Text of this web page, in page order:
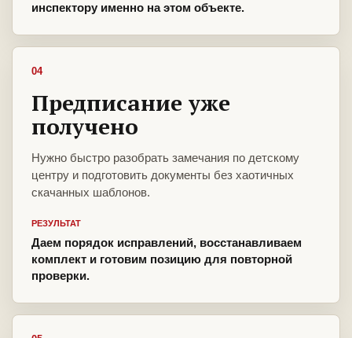
инспектору именно на этом объекте.
04
Предписание уже
получено
Нужно быстро разобрать замечания по детскому
центру и подготовить документы без хаотичных
скачанных шаблонов.
РЕЗУЛЬТАТ
Даем порядок исправлений, восстанавливаем
комплект и готовим позицию для повторной
проверки.